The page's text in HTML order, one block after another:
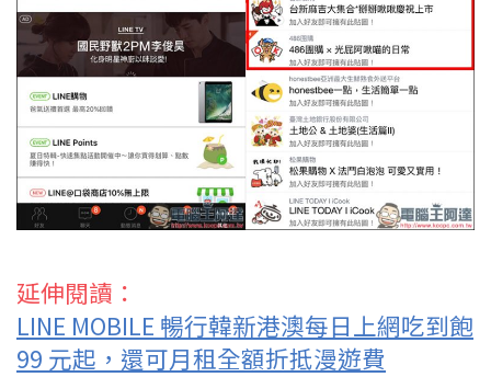
延伸閱讀：
LINE MOBILE 暢行韓新港澳每日上網吃到飽
99 元起，還可月租全額折抵漫遊費